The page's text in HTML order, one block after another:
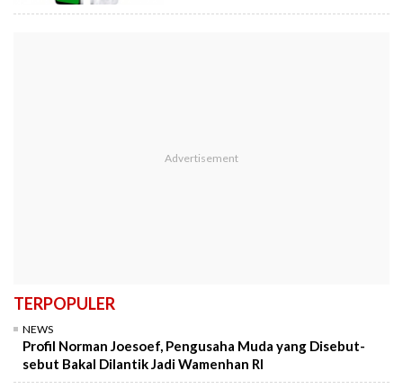
TERPOPULER
NEWS
Profil Norman Joesoef, Pengusaha Muda yang Disebut-
sebut Bakal Dilantik Jadi Wamenhan RI